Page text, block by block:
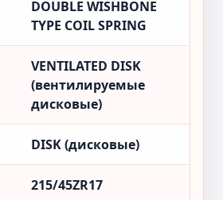
DOUBLE WISHBONE
TYPE COIL SPRING
VENTILATED DISK
(вентилируемые
дисковые)
DISK (дисковые)
215/45ZR17